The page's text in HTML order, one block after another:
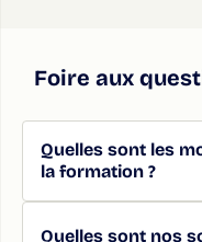
Foire aux
Quelles sont les
la formation ?
Quelles sont nos